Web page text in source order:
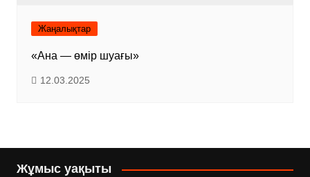
Жаңалықтар
«Ана — өмір шуағы»
12.03.2025
Жұмыс уақыты